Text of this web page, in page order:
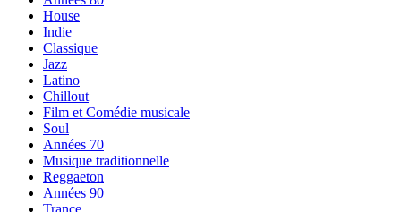
House
Indie
Classique
Jazz
Latino
Chillout
Film et Comédie musicale
Soul
Années 70
Musique traditionnelle
Reggaeton
Années 90